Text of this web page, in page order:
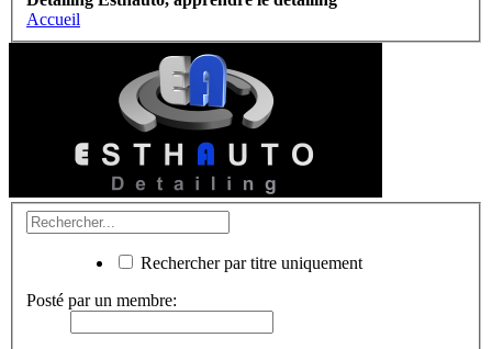
Accueil
Rechercher par titre uniquement
Posté par un membre: